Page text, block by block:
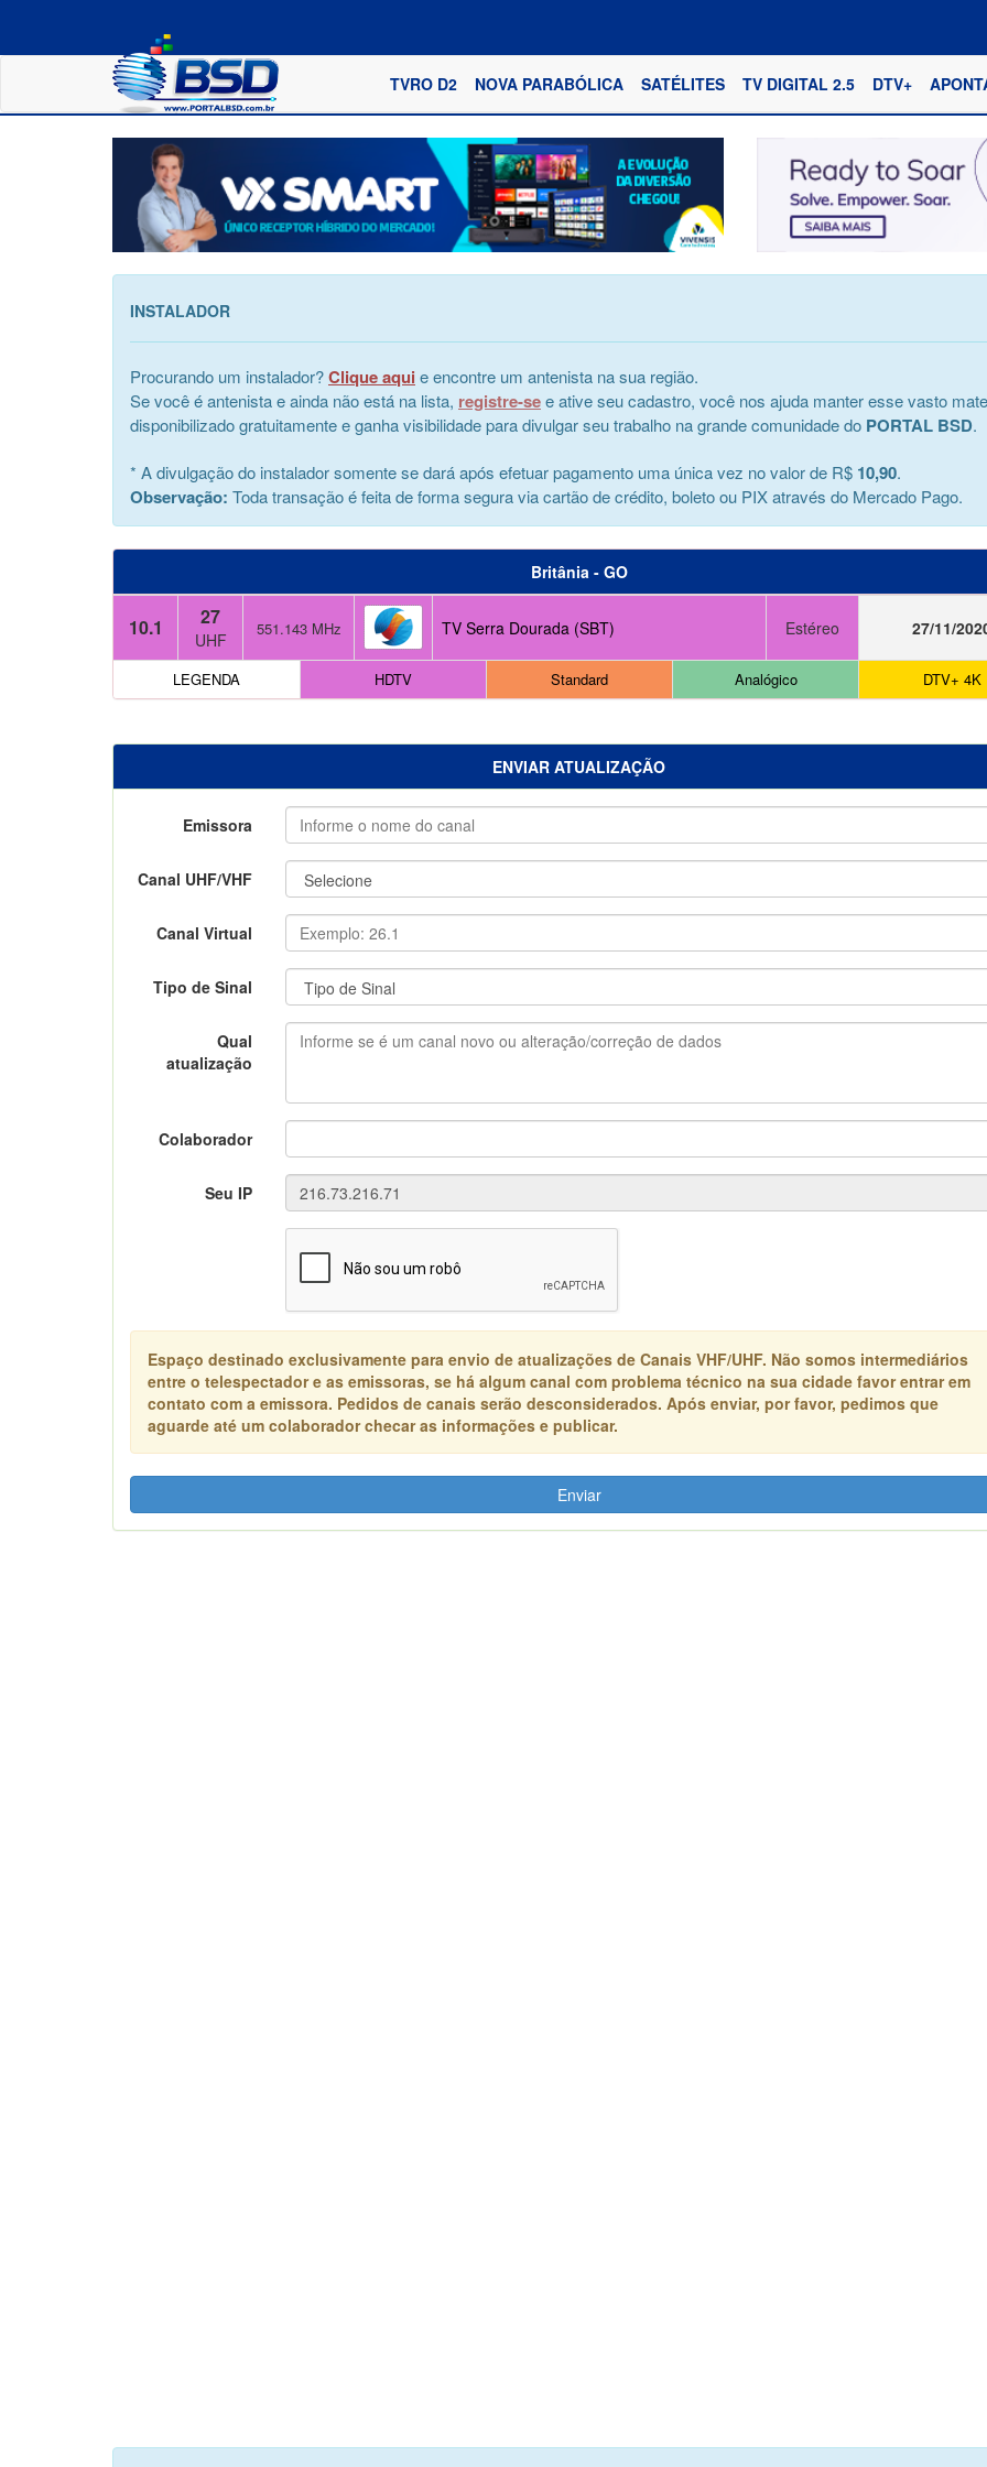
TVRO D2 NOVA PARABÓLICA SATÉLITES TV DIGITAL 2.5 DTV+
INSTALADOR
Procurando um instalador?Clique aqui e encontre um antenista na sua região.
Se você é antenista e ainda não está na lista, registre-see ative seu cadastro, você nos ajuda manter esse vasto
disponibilizado gratuitamente e ganha visibilidade para divulgar seu trabalho na grande comunidade do PORTAL BSD.
* A divulgação do instalador somente se dará após efetuar pagamento uma única vez no valor de R$ 10,90.
Observação: Toda transação é feita de forma segura via cartão de crédito, boleto ou PIX através do Mercado Pago.
Britânia - GO
10.1 27
UHF
551.143 MHz TV Serra Dourada (SBT) Estéreo 27/11/
LEGENDA HDTV Standard Analógico DTV+ 4K
ENVIAR ATUALIZAÇÃO
Emissora
Canal UHF/VHF
Canal Virtual
Tipo de Sinal
Qual
atualização
Colaborador
Seu IP
Espaço destinado exclusivamente para envio de atualizações de Canais VHF/UHF. Não somos intermediários
entre o telespectador e as emissoras, se há algum canal com problema técnico na sua cidade favor entrar em
contato com a emissora. Pedidos de canais serão desconsiderados. Após enviar, por favor, pedimos que
aguarde até um colaborador checar as informações e publicar.
Enviar